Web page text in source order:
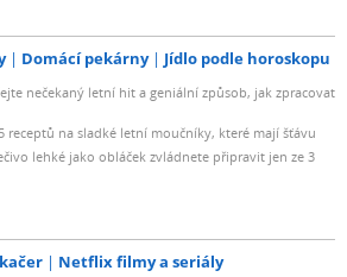
Domácí pekárny Jídlo podle horoskopu
nečekaný letní hit a geniální způsob, jak zpracovat
receptů na sladké letní moučníky, které mají šťávu
lehké jako obláček zvládnete připravit jen ze 3
Netflix filmy a seriály